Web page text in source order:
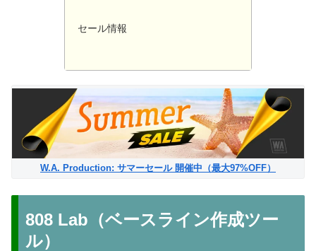
セール情報
W.A. Production: サマーセール 開催中（最大97%OFF）
808 Lab（ベースライン作成ツー
ル）